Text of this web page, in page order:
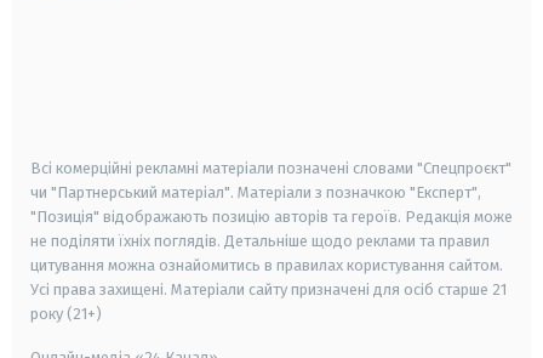
Всі комерційні рекламні матеріали позначені словами "Спецпроєкт"
чи "Партнерський матеріал". Матеріали з позначкою "Експерт",
"Позиція" відображають позицію авторів та героїв. Редакція може
не поділяти їхніх поглядів. Детальніше щодо реклами та правил
цитування можна ознайомитись в правилах користування сайтом.
Усі права захищені. Матеріали сайту призначені для осіб старше 21
року (21+)